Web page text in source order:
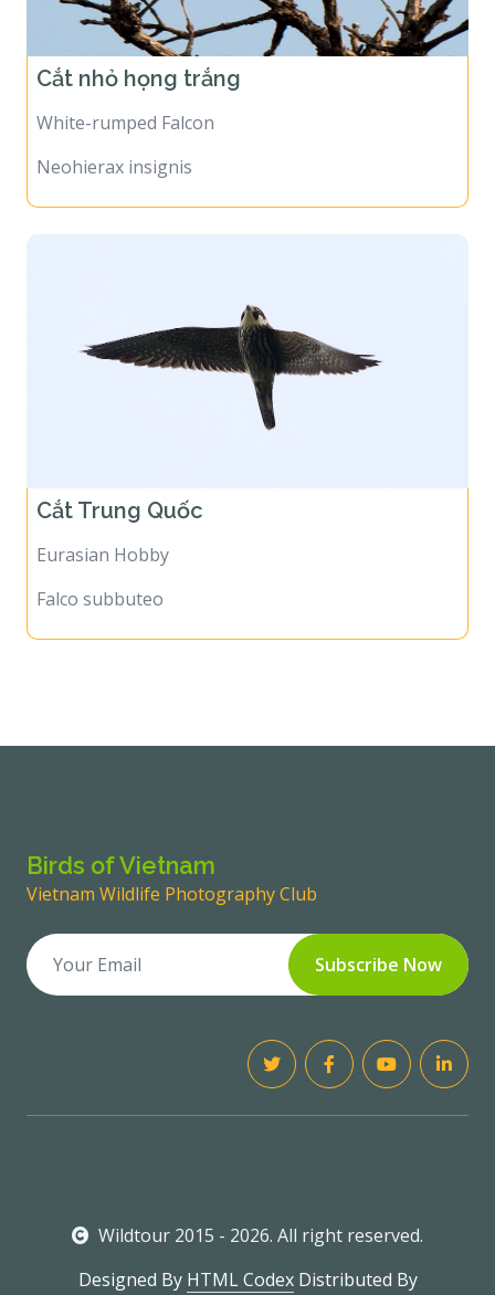
Cắt nhỏ họng trắng
White-rumped Falcon
Neohierax insignis
Cắt Trung Quốc
Eurasian Hobby
Falco subbuteo
Birds of Vietnam
Vietnam Wildlife Photography Club
Subscribe Now
Wildtour 2015 - 2026. All right reserved.
Designed By HTML CodexDistributed By